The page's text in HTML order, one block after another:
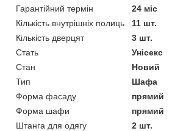
Гарантійний термін
24 міс
Кількість внутрішніх полиць
11 шт.
Кількість дверцят
3 шт.
Стать
Унісекс
Стан
Новий
Тип
Шафа
Форма фасаду
прямий
Форма шафи
прямий
Штанга для одягу
2 шт.